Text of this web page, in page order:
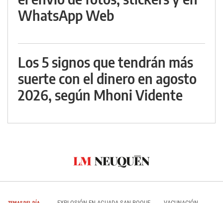
WhatsApp Web
Los 5 signos que tendrán más
suerte con el dinero en agosto
2026, según Mhoni Vidente